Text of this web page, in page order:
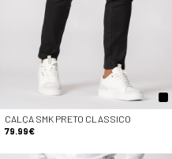
CALÇA SMK PRETO CLASSICO
79.99€